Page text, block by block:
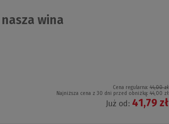
wina
Cena regularna: 44,00 zł
Najniższa cena z 30 dni przed obniżką: 44,00 zł
Już od: 41,79 zł